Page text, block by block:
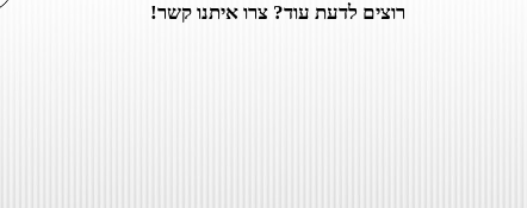
רוצים לדעת עוד? צרו איתנו קשר!